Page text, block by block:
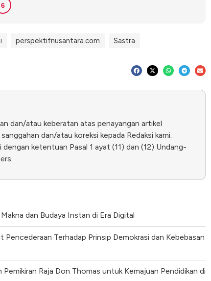
6
perspektifnusantara.com Sastra
dan/atau keberatan atas penayangan artikel
dan/atau koreksi kepada Redaksi kami.
ketentuan Pasal 1 ayat (11) dan (12) Undang-
dan Budaya Instan di Era Digital
Terhadap Prinsip Demokrasi dan Kebebasan
Raja Don Thomas untuk Kemajuan Pendidikan di